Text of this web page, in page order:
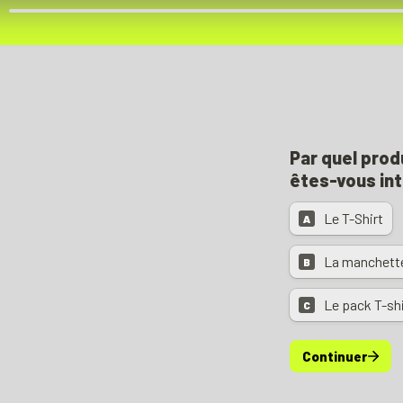
Par quel
êtes-vous
A Le T-Shirt
B
C Le pack T-
Continuer